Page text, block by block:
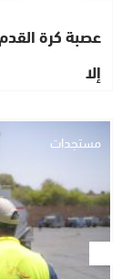
عصبة كرة
إلا
مستجدات